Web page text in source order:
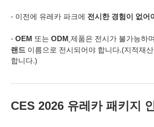
- 이 전에 유레카 파크에 전시한 경험이 없어
- OEM 또는 ODM 제품은 전시가 불가능하
랜드이름으로 전시되어야 합니다.(지적재
합니다.)
CES 2026 유레카 패키지